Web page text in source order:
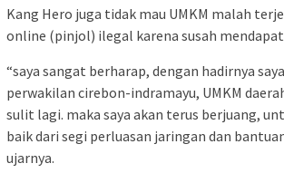
Kang Hero juga tidak mau UMKM malah
online (pinjol) ilegal karena susah
“saya sangat berharap, dengan hadirnya
perwakilan cirebon-indramayu, UMKM
sulit lagi. maka saya akan terus berjuang,
baik dari segi perluasan jaringan dan
ujarnya.